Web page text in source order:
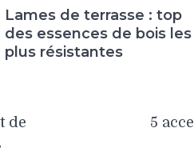
Lames de terrasse : top
des essences de bois les
plus résistantes
de
5